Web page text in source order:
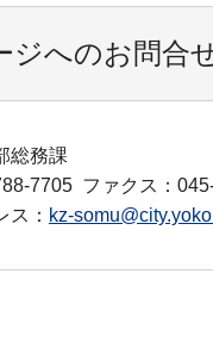
ジへのお問合
総務課
7705 ファクス：
ス： kz-